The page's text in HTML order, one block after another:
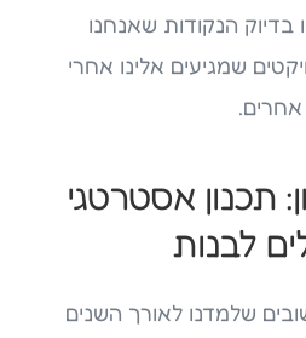
הנקודות שאנחנו
שמגיעים אלינו אחרי
תכנון אסטרטגי
לבנות
שלמדנו לאורך השנים